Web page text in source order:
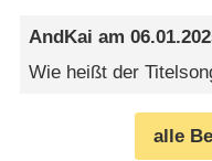
AndKai am
Wie heißt der
alle